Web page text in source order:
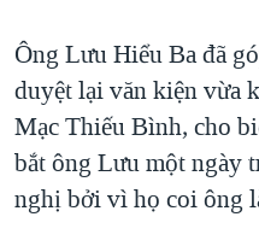
Ông Lưu Hiểu Ba đã
duyệt lại văn kiện vừa
Mạc Thiếu Bình, cho
bắt ông Lưu một ngày
nghị bởi vì họ coi ông